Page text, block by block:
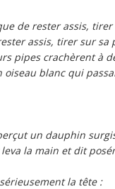
de rester assis,
assis, tirer sur sa
pipes crachèrent à
blanc qui
un dauphin
la main et dit
la tête :